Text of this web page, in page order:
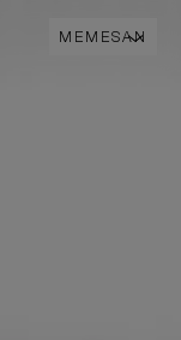
MEMESAN